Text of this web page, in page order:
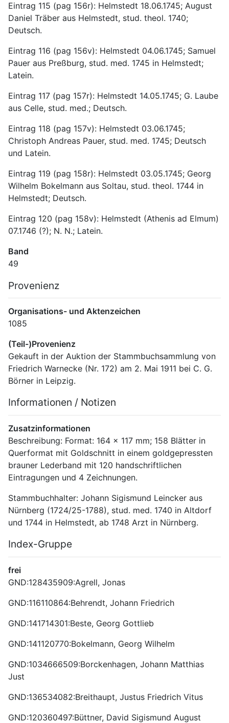
Eintrag 115 (pag 156r): Helmstedt 18.06.1745; August
Daniel Träber aus Helmstedt, stud. theol. 1740;
Deutsch.
Eintrag 116 (pag 156v): Helmstedt 04.06.1745; Samuel
Pauer aus Preßburg, stud. med. 1745 in Helmstedt;
Latein.
Eintrag 117 (pag 157r): Helmstedt 14.05.1745; G. Laube
aus Celle, stud. med.; Deutsch.
Eintrag 118 (pag 157v): Helmstedt 03.06.1745;
Christoph Andreas Pauer, stud. med. 1745; Deutsch
und Latein.
Eintrag 119 (pag 158r): Helmstedt 03.05.1745; Georg
Wilhelm Bokelmann aus Soltau, stud. theol. 1744 in
Helmstedt; Deutsch.
Eintrag 120 (pag 158v): Helmstedt (Athenis ad Elmum)
07.1746 (?); N. N.; Latein.
Band
49
Provenienz
Organisations- und Aktenzeichen
1085
(Teil-)Provenienz
Gekauft in der Auktion der Stammbuchsammlung von
Friedrich Warnecke (Nr. 172) am 2. Mai 1911 bei C. G.
Börner in Leipzig.
Informationen / Notizen
Zusatzinformationen
Beschreibung: Format: 164 x 117 mm; 158 Blätter in
Querformat mit Goldschnitt in einem goldgepressten
brauner Lederband mit 120 handschriftlichen
Eintragungen und 4 Zeichnungen.
Stammbuchhalter: Johann Sigismund Leincker aus
Nürnberg (1724/25-1788), stud. med. 1740 in Altdorf
und 1744 in Helmstedt, ab 1748 Arzt in Nürnberg.
Index-Gruppe
frei
GND:128435909:Agrell, Jonas
GND:116110864:Behrendt, Johann Friedrich
GND:141714301:Beste, Georg Gottlieb
GND:141120770:Bokelmann, Georg Wilhelm
GND:1034666509:Borckenhagen, Johann Matthias
Just
GND:136534082:Breithaupt, Justus Friedrich Vitus
GND:120360497:Büttner, David Sigismund August